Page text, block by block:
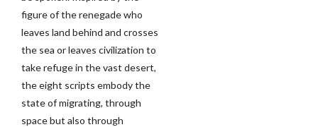
figure of the renegade who
leaves land behind and crosses
the sea or leaves civilization to
take refuge in the vast desert,
the eight scripts embody the
state of migrating, through
space but also through